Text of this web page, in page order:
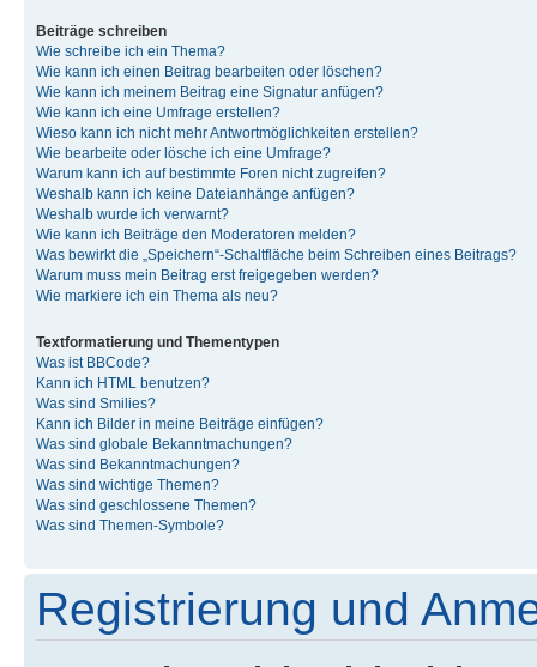
Beiträge schreiben
Wie schreibe ich ein Thema?
Wie kann ich einen Beitrag bearbeiten oder löschen?
Wie kann ich meinem Beitrag eine Signatur anfügen?
Wie kann ich eine Umfrage erstellen?
Wieso kann ich nicht mehr Antwortmöglichkeiten erstellen?
Wie bearbeite oder lösche ich eine Umfrage?
Warum kann ich auf bestimmte Foren nicht zugreifen?
Weshalb kann ich keine Dateianhänge anfügen?
Weshalb wurde ich verwarnt?
Wie kann ich Beiträge den Moderatoren melden?
Was bewirkt die „Speichern“-Schaltfläche beim Schreiben eines Beitrags?
Warum muss mein Beitrag erst freigegeben werden?
Wie markiere ich ein Thema als neu?
Textformatierung und Thementypen
Was ist BBCode?
Kann ich HTML benutzen?
Was sind Smilies?
Kann ich Bilder in meine Beiträge einfügen?
Was sind globale Bekanntmachungen?
Was sind Bekanntmachungen?
Was sind wichtige Themen?
Was sind geschlossene Themen?
Was sind Themen-Symbole?
Registrierung und